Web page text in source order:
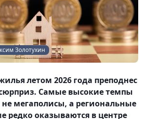
Золотухин
летом 2026 года преподнес
Самые высокие темпы
не мегаполисы, а региональные
редко оказываются в центре